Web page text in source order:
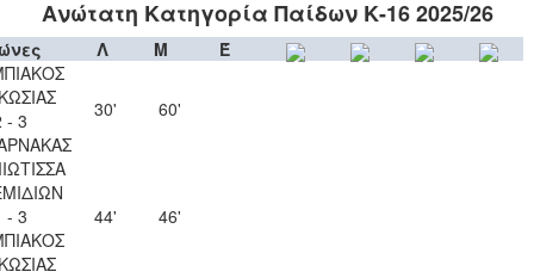
Ανώτατη Κατηγορία Παίδων Κ-16 2025/26
Λ Μ
Έ
- 3
30' 60'
- 3
44' 46'